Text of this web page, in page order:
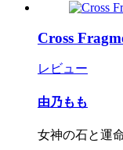
Cross
レビュー
由乃もも
女神の石と運